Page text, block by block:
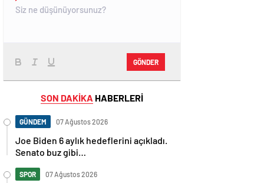
GÖNDER
SON DAKİKA HABERLERİ
GÜNDEM 07 Ağustos 2026
Joe Biden 6 aylık hedeflerini açıkladı.
Senato buz gibi…
SPOR 07 Ağustos 2026